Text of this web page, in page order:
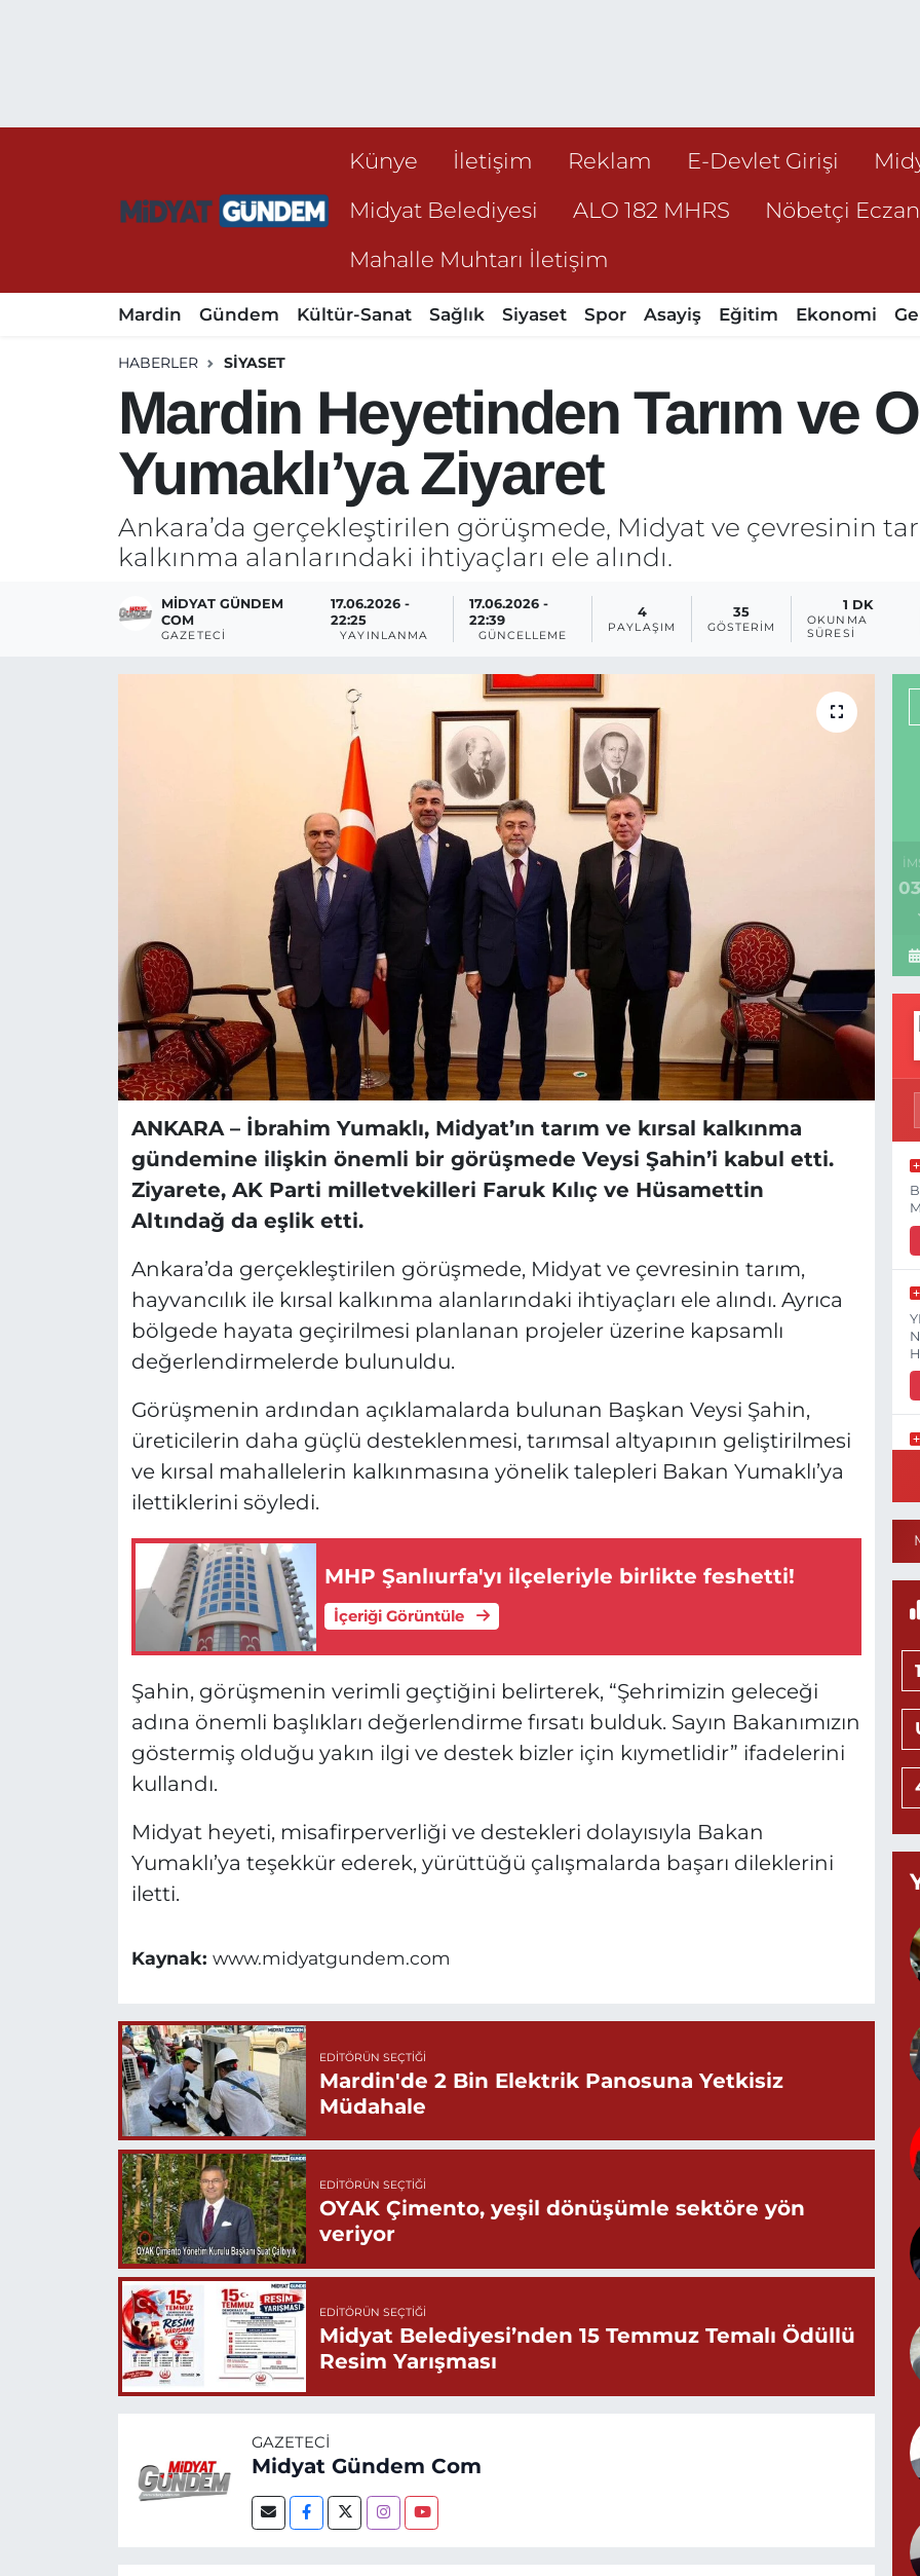
Künye İletişim Reklam E-Devlet Girişi
Midyat Belediyesi
ALO 182 MHRS Nöbetçi
Mahalle Muhtarı İletişim
Mardin Gündem Kültür-Sanat Sağlık Siyaset Spor Asayiş Eğitim Ekonomi
HABERLER SIYASET
Mardin Heyetinden Tarım ve
Yumaklı’ya Ziyaret
Ankara’da gerçekleştirilen görüşmede, Midyat ve çevresinin
kalkınma alanlarındaki ihtiyaçları ele alındı.
MIDYAT GÜNDEM
COM
GAZETECI
17.06.2026 -
22:25
YAYINLANMA
17.06.2026 -
22:39
GÜNCELLEME
4
PAYLAŞIM
35
GÖSTERIM
1 DK
OKUNMA
SÜRESI
ANKARA –İbrahim Yumaklı, Midyat’ın tarım ve kırsal kalkınma
gündemine ilişkin önemli bir görüşmede Veysi Şahin’i kabul etti.
Ziyarete, AK Parti milletvekilleri Faruk Kılıç ve Hüsamettin
Altındağ da eşlik etti.
Ankara’da gerçekleştirilen görüşmede, Midyat ve çevresinin tarım,
hayvancılık ile kırsal kalkınma alanlarındaki ihtiyaçları ele alındı. Ayrıca
bölgede hayata geçirilmesi planlanan projeler üzerine kapsamlı
değerlendirmelerde bulunuldu.
Görüşmenin ardından açıklamalarda bulunan Başkan Veysi Şahin,
üreticilerin daha güçlü desteklenmesi, tarımsal altyapının geliştirilmesi
ve kırsal mahallelerin kalkınmasına yönelik talepleri Bakan Yumaklı’ya
ilettiklerini söyledi.
MHP Şanlıurfa'yı ilçeleriyle birlikte feshetti!
İçeriği Görüntüle
Şahin, görüşmenin verimli geçtiğini belirterek, “Şehrimizin geleceği
adına önemli başlıkları değerlendirme fırsatı bulduk. Sayın Bakanımızın
göstermiş olduğu yakın ilgi ve destek bizler için kıymetlidir” ifadelerini
kullandı.
Midyat heyeti, misafirperverliği ve destekleri dolayısıyla Bakan
Yumaklı’ya teşekkür ederek, yürüttüğü çalışmalarda başarı dileklerini
iletti.
Kaynak: www.midyatgundem.com
EDITÖRÜN SEÇTIĞI
Mardin'de 2 Bin Elektrik Panosuna Yetkisiz
Müdahale
EDITÖRÜN SEÇTIĞI
OYAK Çimento, yeşil dönüşümle sektöre yön
veriyor
EDITÖRÜN SEÇTIĞI
Midyat Belediyesi’nden 15 Temmuz Temalı Ödüllü
Resim Yarışması
GAZETECI
Midyat Gündem Com